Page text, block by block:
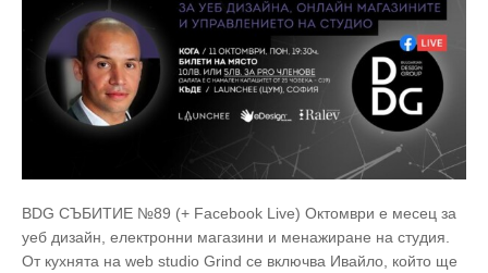
BDG СЪБИТИЕ №89 (+ Facebook Live) Октомври е месец за
уеб дизайн, електронни магазини и менажиране на студия.
От кухнятa на web studio Grind се включва Ивайло, който ще